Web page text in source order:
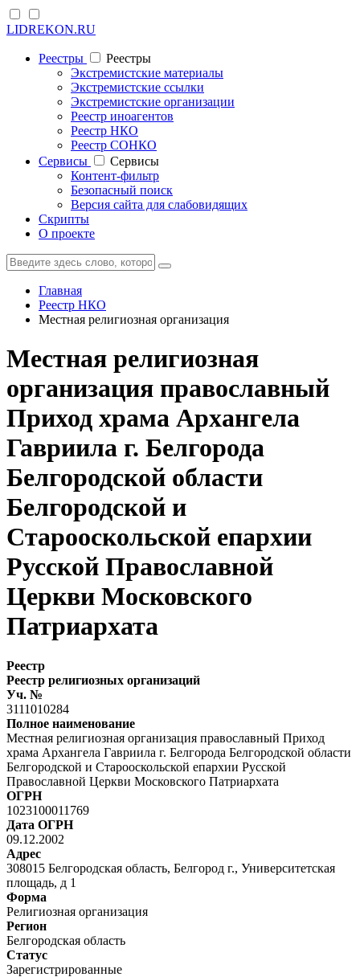
LIDREKON.RU
Реестры
Реестры
Экстремистские материалы
Экстремистские ссылки
Экстремистские организации
Реестр иноагентов
Реестр НКО
Реестр СОНКО
Cервисы
Cервисы
Контент-фильтр
Безопасный поиск
Версия сайта для слабовидящих
Скрипты
О проекте
Главная
Реестр НКО
Местная религиозная организация
Местная религиозная
организация православный
Приход храма Архангела
Гавриила г. Белгорода
Белгородской области
Белгородской и
Старооскольской епархии
Русской Православной
Церкви Московского
Патриархата
Реестр
Реестр религиозных организаций
Уч. №
3111010284
Полное наименование
Местная религиозная организация православный Приход
храма Архангела Гавриила г. Белгорода Белгородской области
Белгородской и Старооскольской епархии Русской
Православной Церкви Московского Патриархата
ОГРН
1023100011769
Дата ОГРН
09.12.2002
Адрес
308015 Белгородская область, Белгород г., Университетская
площадь, д 1
Форма
Религиозная организация
Регион
Белгородская область
Статус
Зарегистрированные